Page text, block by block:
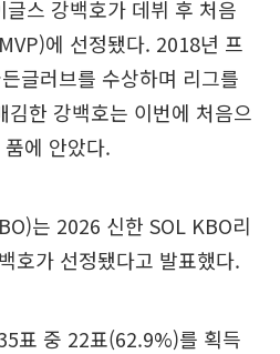
스 강백호가 데뷔 후 처음
에 선정됐다. 2018년 프
글러브를 수상하며 리그를
김한 강백호는 이번에 처음으
에 안았다.
는 2026 신한 SOL KBO리
호가 선정됐다고 발표했다.
표 중 22표(62.9%)를 획득